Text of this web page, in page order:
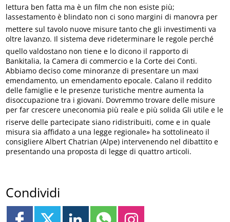
lettura ben fatta ma è un film che non esiste più;
lassestamento è blindato non ci sono margini di manovra per
mettere sul tavolo nuove misure tanto che gli investimenti va
oltre lavanzo. Il sistema deve rideterminare le regole perché
quello valdostano non tiene e lo dicono il rapporto di
Bankitalia, la Camera di commercio e la Corte dei Conti.
Abbiamo deciso come minoranze di presentare un maxi
emendamento, un emendamento epocale. Calano il reddito
delle famiglie e le presenze turistiche mentre aumenta la
disoccupazione tra i giovani. Dovremmo trovare delle misure
per far crescere uneconomia più reale e più solida Gli utile e le
riserve delle partecipate siano ridistribuiti, come e in quale
misura sia affidato a una legge regionale» ha sottolineato il
consigliere Albert Chatrian (Alpe) intervenendo nel dibattito e
presentando una proposta di legge di quattro articoli.
Condividi